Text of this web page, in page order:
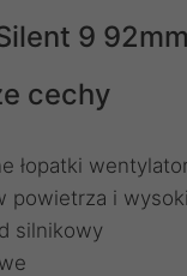
9
cechy
łopatki
powietrza i
silnikowy